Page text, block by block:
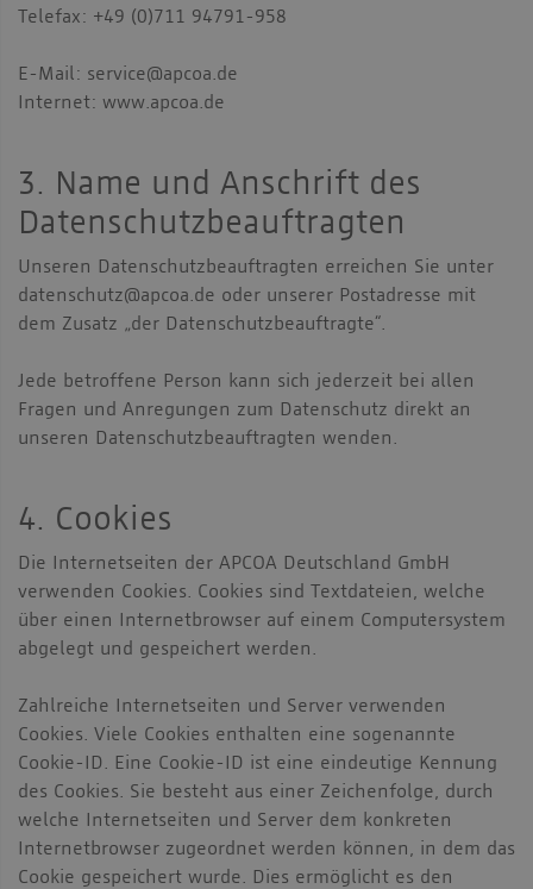
Telefax: +49 (0)711 94791-958
E-Mail: service@apcoa.de
Internet: www.apcoa.de
3. Name und Anschrift des
Datenschutzbeauftragten
Unseren Datenschutzbeauftragten erreichen Sie unter
datenschutz@apcoa.de oder unserer Postadresse mit
dem Zusatz „der Datenschutzbeauftragte“.
Jede betroffene Person kann sich jederzeit bei allen
Fragen und Anregungen zum Datenschutz direkt an
unseren Datenschutzbeauftragten wenden.
4. Cookies
Die Internetseiten der APCOA Deutschland GmbH
verwenden Cookies. Cookies sind Textdateien, welche
über einen Internetbrowser auf einem Computersystem
abgelegt und gespeichert werden.
Zahlreiche Internetseiten und Server verwenden
Cookies. Viele Cookies enthalten eine sogenannte
Cookie-ID. Eine Cookie-ID ist eine eindeutige Kennung
des Cookies. Sie besteht aus einer Zeichenfolge, durch
welche Internetseiten und Server dem konkreten
Internetbrowser zugeordnet werden können, in dem das
Cookie gespeichert wurde. Dies ermöglicht es den